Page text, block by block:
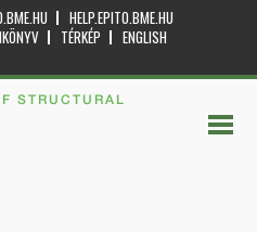
HELP.EPITO.BME.HU
TÉRKÉP
ENGLISH
STRUCTURAL